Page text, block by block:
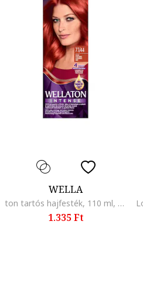
WELLA
ton tartós hajfesték, 110 ml, Volcanic red 77/44
1.335 Ft